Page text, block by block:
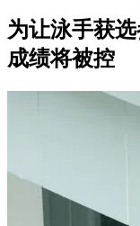
为让泳手获
成绩将被控